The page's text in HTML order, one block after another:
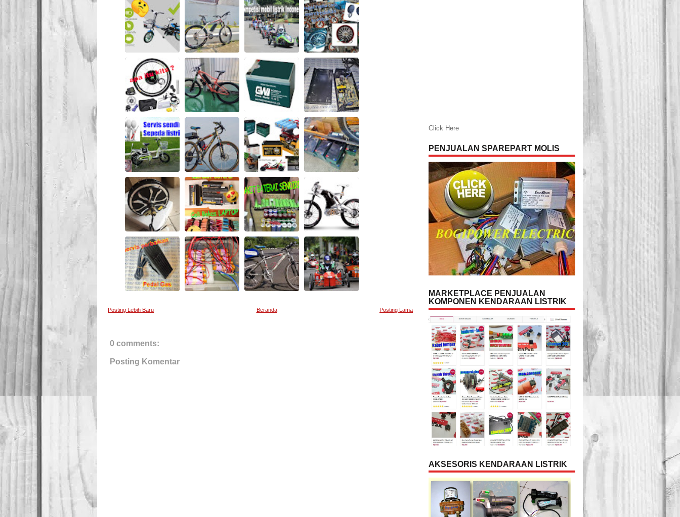
Posting Lebih Baru Posting Lama
Beranda
0 comments:
Posting Komentar
Click Here
PENJUALAN SPAREPART MOLIS
MARKETPLACE PENJUALAN
KOMPONEN KENDARAAN LISTRIK
AKSESORIS KENDARAAN LISTRIK